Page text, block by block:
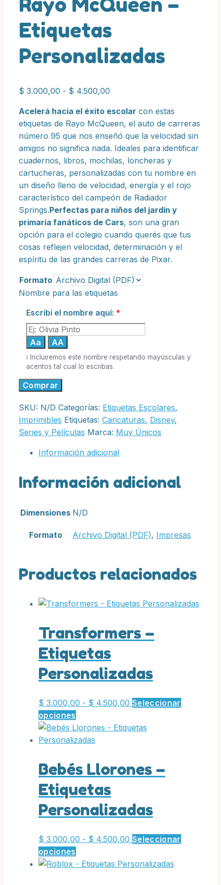
Etiquetas
Personalizadas
$ 3.000,00 - $ 4.500,00
precios:
desde
$ 3.000,00
hasta
$ 4.500,00
Acelerá hacia el éxito escolar con estas
etiquetas de Rayo McQueen, el auto de carreras
número 95 que nos enseñó que la velocidad sin
amigos no significa nada. Ideales para identificar
cuadernos, libros, mochilas, loncheras y
cartucheras, personalizadas con tu nombre en
un diseño lleno de velocidad, energía y el rojo
característico del campeón de Radiador
Springs.Perfectas para niños del jardín y
primaria fanáticos de Cars, son una gran
opción para el colegio cuando querés que tus
cosas reflejen velocidad, determinación y el
espíritu de las grandes carreras de Pixar.
Formato
Nombre para las etiquetas
Escribí el nombre aquí: *
Aa AA
ℹ️ Incluiremos este nombre respetando mayúsculas y
acentos tal cual lo escribas.
Rayo
-
Etiquetas
Personalizadas
Comprar
SKU: N/D Categorías: Etiquetas Escolares,
Imprimibles Etiquetas: Caricaturas, Disney,
Series y Películas Marca: Muy Únicos
Información adicional
Información adicional
Dimensiones N/D
Formato Archivo Digital (PDF), Impresas
Productos relacionados
Transformers –
Etiquetas
Personalizadas
$ 3.000,00 - $ 4.500,00 Rango
precios:
$ 4.500,00
Seleccionar
opciones
producto
tiene
variantes.
Las
opciones
se
pueden
en
página
Bebés Llorones –
Etiquetas
Personalizadas
$ 3.000,00 - $ 4.500,00 Rango
precios:
Seleccionar
opciones
producto